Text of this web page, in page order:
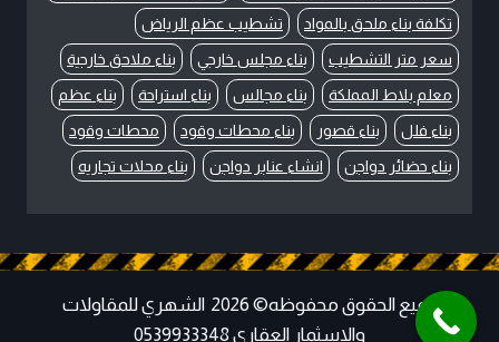
تكلفة بناء ملحق بالمواد
تشطيب عظم الرياض
سعر متر التشطيب
بناء مجلس خارجي
بناء ملاحق خارجية
معلم بلاط المملكة
بناء مجالس بناء استراحة
بناء عظم
بناء فلل
بناء قصور بناء محطات وقود
محطات وقود
بناء حضائر دواجن
انشاء عنابر دواجن بناء محلات تجاريه
جميع الحقوق محفوظه© 2026 الشهري للمقاولات
والاسثمار العقاري 0539933348